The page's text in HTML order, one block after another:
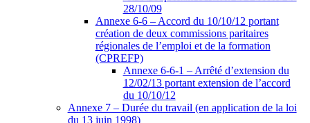
28/10/09
Annexe 6-6 – Accord du 10/10/12 portant
création de deux commissions paritaires
régionales de l’emploi et de la formation
(CPREFP)
Annexe 6-6-1 – Arrêté d’extension du
12/02/13 portant extension de l’accord
du 10/10/12
Annexe 7 – Durée du travail (en application de la loi
du 13 juin 1998)